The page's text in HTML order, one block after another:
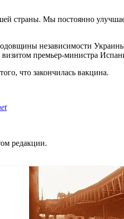
страны. Мы постоянно
независимости
визитом премьер-министра
что закончилась вакцина.
редакции.